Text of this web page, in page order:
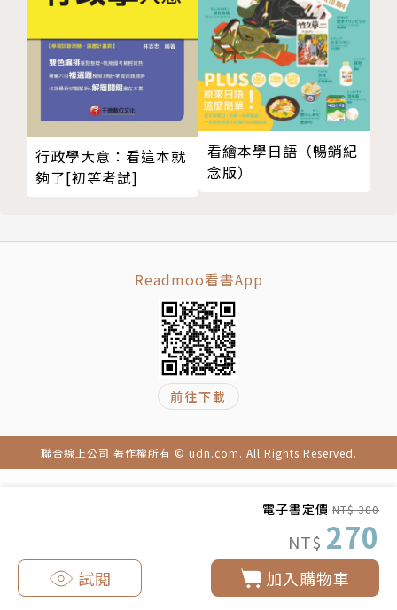
電子書定價 NT$ 300
NT$ 270
加入購物車
試閱
● 妥善的存錢和理財規劃
作者介紹
陳家倩 (Sara)
政大公行系、輔大翻譯所、英國肯特大學電影研究所、
輔大比較文學博士班畢業，另曾留學日本。現任台大翻
譯碩士學位學程、淡江英語學系助理教授，專職為翻譯
線電影作品，包括《冰雪奇緣》、《星際效應》、《醉
後大丈夫》系列、《名偵探皮卡丘》、《一級玩家》、
《蝙蝠俠對超人：正義曙光》、《飢餓遊戲2、3》
等，另有數本書籍譯作。
電影字幕譯者的注意事項12 觀眾的口味和片商的選
片標準
電影字幕翻譯的獨特屬性1 有原著小說的電影
電影字幕翻譯的獨特屬性2 字幕翻譯與書籍翻譯的差
異
電影字幕翻譯的獨特屬性3 電影字幕翻譯與電視字幕
翻譯的差異
電影字幕翻譯的收支管理2 電視字幕翻譯的計價方式
電影字幕翻譯的收支管理4 報價和提出漲價的門道
電影字幕翻譯的收支管理4 要有存錢和理財規劃
電影字幕翻譯Ｑ＆Ａ 對電影字幕翻譯這一行最常見的
後記 對有志進入這一行的人想說的話
行政學大意：看這本就
夠了[初等考試]
看繪本學日語（暢銷紀
念版）
Readmoo看書App
前往下載
聯合線上公司 著作權所有 © udn.com. All Rights Reserved.